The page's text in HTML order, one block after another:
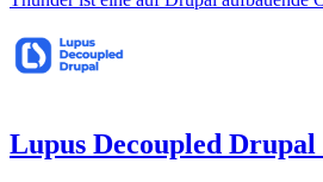
Lupus Decoupled